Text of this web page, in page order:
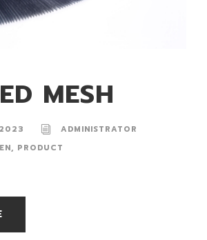
MESH
ADMINISTRATOR
, PRODUCT